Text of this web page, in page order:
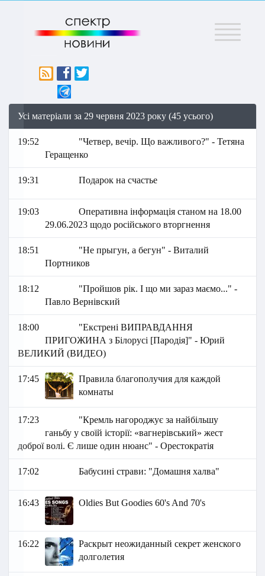
Меню
Усі матеріали за 29 червня 2023 року (45 усього)
19:52
"Четвер, вечір. Що важливого?" - Тетяна
Геращенко
19:31 Подарок на счастье
19:03
Оперативна інформація станом на 18.00
29.06.2023 щодо російського вторгнення
18:51
"Не прыгун, а бегун" - Виталий
Портников
18:12
"Пройшов рік. І що ми зараз маємо..." -
Павло Вернівский
18:00
"Екстрені ВИПРАВДАННЯ
ПРИГОЖИНА з Білорусі [Пародія]" - Юрий
ВЕЛИКИЙ (ВИДЕО)
17:45
Правила благополучия для каждой
комнаты
17:23
"Кремль нагороджує за найбільшу
ганьбу у своїй історії: «вагнерівський» жест
доброї волі. Є лише один нюанс" - Орестократія
17:02 Бабусині страви: "Домашня халва"
16:43 Oldies But Goodies 60's And 70's
16:22
Раскрыт неожиданный секрет женского
долголетия